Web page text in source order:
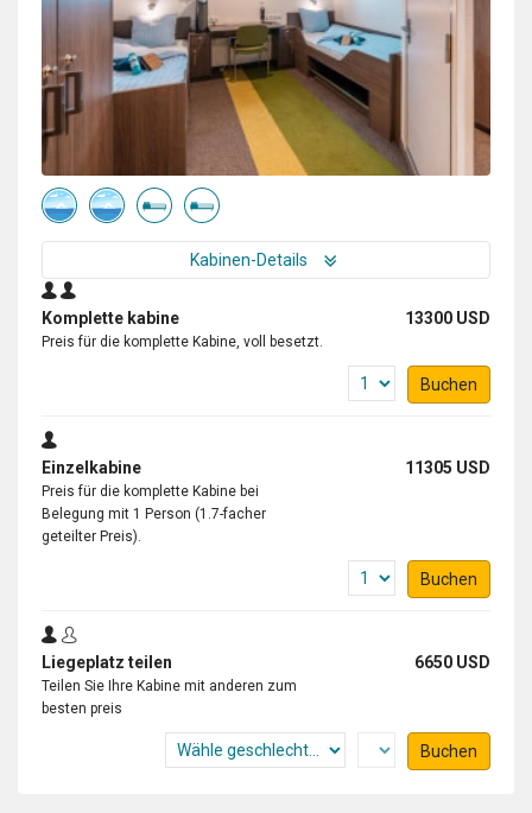
Kabinen-Details
Komplette kabine 13300 USD
Preis für die komplette Kabine, voll besetzt.
Buchen
Einzelkabine 11305 USD
Preis für die komplette Kabine bei
Belegung mit 1 Person (1.7-facher
geteilter Preis).
Buchen
Liegeplatz teilen 6650 USD
Teilen Sie Ihre Kabine mit anderen zum
besten preis
Buchen